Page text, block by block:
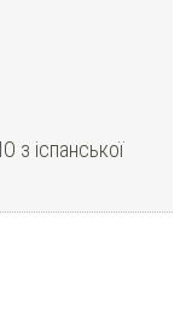
з іспанської